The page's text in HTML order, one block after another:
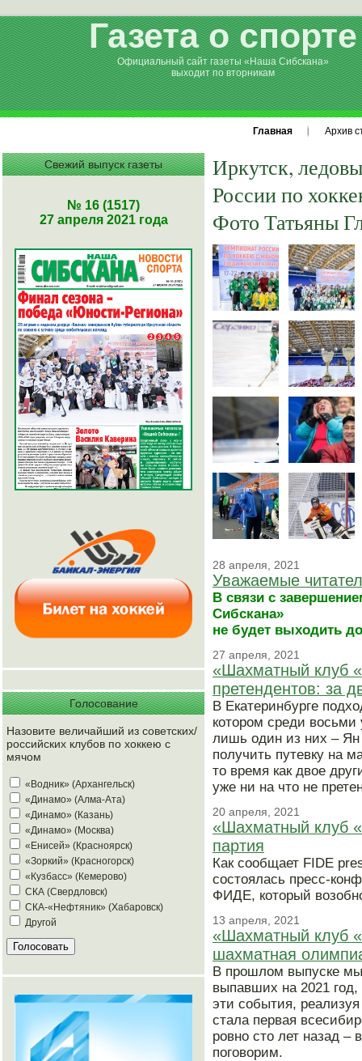
Газета о спорте
Официальный сайт газеты «Наша Сибскана»
выходит по вторникам
Главная Архив
Свежий выпуск газеты
№ 16 (1517)
27 апреля 2021 года
Голосование
Назовите величайший из советских/
российских клубов по хоккею с
мячом
«Водник» (Архангельск)
«Динамо» (Алма-Ата)
«Динамо» (Казань)
«Динамо» (Москва)
«Енисей» (Красноярск)
«Зоркий» (Красногорск)
«Кузбасс» (Кемерово)
СКА (Свердловск)
СКА-«Нефтяник» (Хабаровск)
Другой
Иркутск, л
России по
Фото Татьяны
28 апреля, 2021
Уважаемые
В связи с
Сибскана»
не будет выходить до
27 апреля, 2021
«Шахматный клуб
претендентов: за
В Екатеринбурге
котором среди
лишь один из них –
получить путевку на
то время как двое
уже ни на что не
20 апреля, 2021
«Шахматный клуб
партия
Как сообщает FIDE
состоялась пресс-
ФИДЕ, который
13 апреля, 2021
«Шахматный клуб
шахматная
В прошлом выпуске
выпавших на 2021 год,
эти события,
стала первая
ровно сто лет назад –
поговорим.